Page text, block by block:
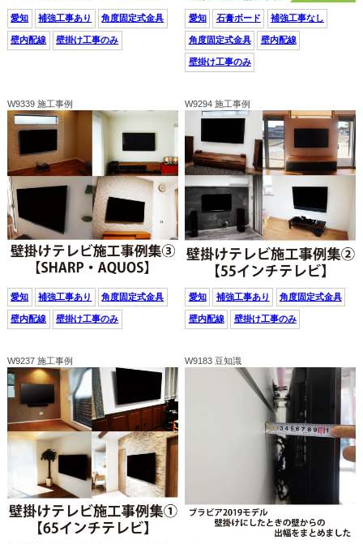
愛知 補強工事あり 角度固定式金具
壁内配線 壁掛け工事のみ
愛知 石膏ボード 補強工事なし
角度固定式金具 壁内配線
壁掛け工事のみ
W9339 施工事例
愛知 補強工事あり 角度固定式金具
壁内配線 壁掛け工事のみ
W9294 施工事例
愛知 補強工事あり 角度固定式金具
壁内配線 壁掛け工事のみ
W9237 施工事例 W9183 豆知識